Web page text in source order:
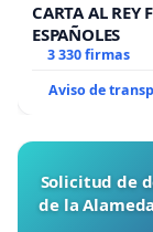
CARTA AL REY
ESPAÑOLES
3 330 firmas
Aviso de
Solicitud de
de la